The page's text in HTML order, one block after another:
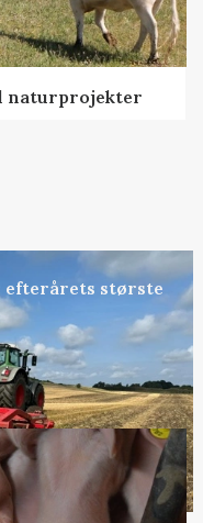
naturprojekter
efterårets største